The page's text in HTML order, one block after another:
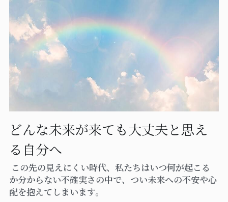
どんな未来が来ても大丈夫と思え
る自分へ
か分からない不確実さの中で、つい未来への不安や心
配を抱えてしまいます。